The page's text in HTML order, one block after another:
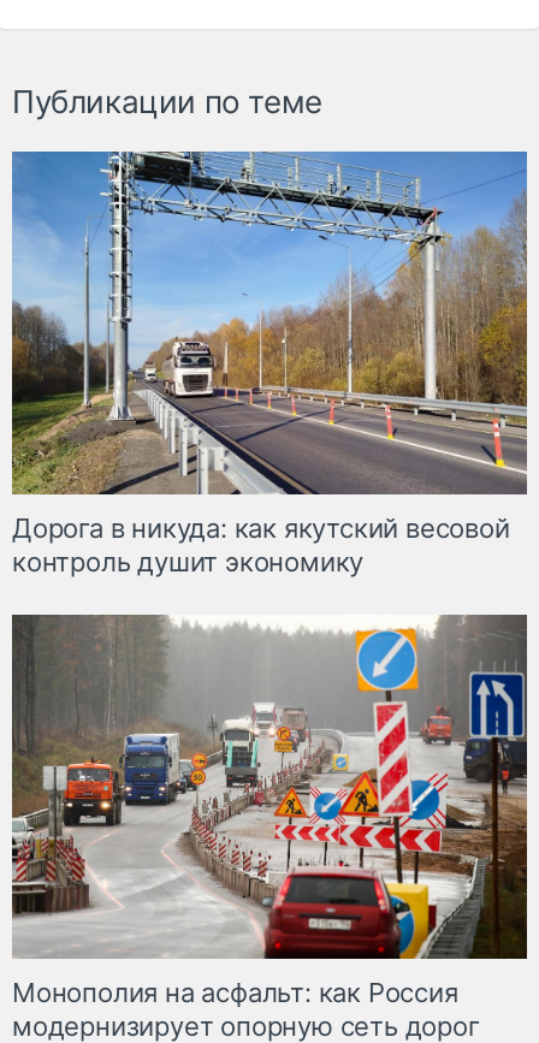
Публикации по теме
Дорога в никуда: как якутский весовой
контроль душит экономику
Монополия на асфальт: как Россия
модернизирует опорную сеть дорог